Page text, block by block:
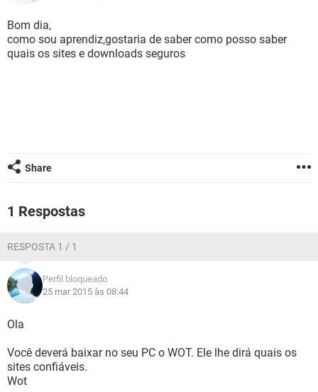
INSTAGRAM
GUIA DE COMPRAS
OUTLOOK
INSTAGRAM GMAIL
JOGOS
CELULAR FACEBOOK
Bom dia,
como sou aprendiz,gostaria de saber como posso saber
quais os sites e downloads seguros
Share
1 Respostas
RESPOSTA 1 / 1
Perfil bloqueado
25 mar 2015 às 08:44
Ola
Você deverá baixar no seu PC o WOT. Ele lhe dirá quais os
sites confiáveis.
Wot